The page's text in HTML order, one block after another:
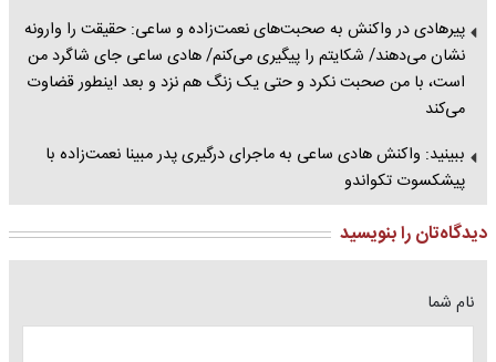
پیرهادی در واکنش به صحبت‌های نعمت‌زاده و ساعی: حقیقت را وارونه
نشان می‌دهند/ شکایتم را پیگیری می‌کنم/ هادی ساعی جای شاگرد من
است، با من صحبت نکرد و حتی یک زنگ هم نزد و بعد اینطور قضاوت
می‌کند
ببینید: واکنش هادی ساعی به ماجرای درگیری پدر مبینا نعمت‌زاده با
پیشکسوت تکواندو
دیدگاه‌تان را بنویسید
نام شما